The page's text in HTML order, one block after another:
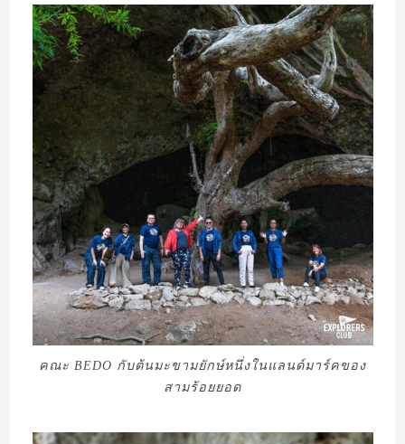
คณะ BEDO กับต้นมะขามยักษ์หนึ่งในแลนด์มาร์คของ
สามร้อยยอด